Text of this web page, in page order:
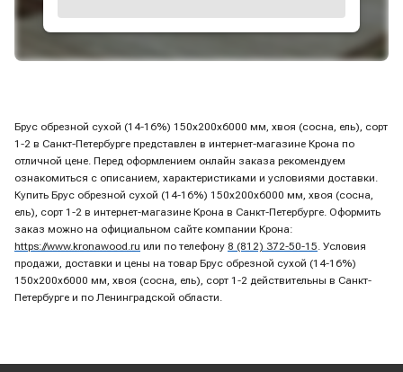
Брус обрезной сухой (14-16%) 150х200х6000 мм, хвоя (сосна, ель), сорт
1-2 в Санкт-Петербурге представлен в интернет-магазине Крона по
отличной цене. Перед оформлением онлайн заказа рекомендуем
ознакомиться с описанием, характеристиками и условиями доставки.
Купить Брус обрезной сухой (14-16%) 150х200х6000 мм, хвоя (сосна,
ель), сорт 1-2 в интернет-магазине Крона в Санкт-Петербурге. Оформить
заказ можно на официальном сайте компании Крона:
https://www.kronawood.ru или по телефону 8 (812) 372-50-15. Условия
продажи, доставки и цены на товар Брус обрезной сухой (14-16%)
150х200х6000 мм, хвоя (сосна, ель), сорт 1-2 действительны в Санкт-
Петербурге и по Ленинградской области.